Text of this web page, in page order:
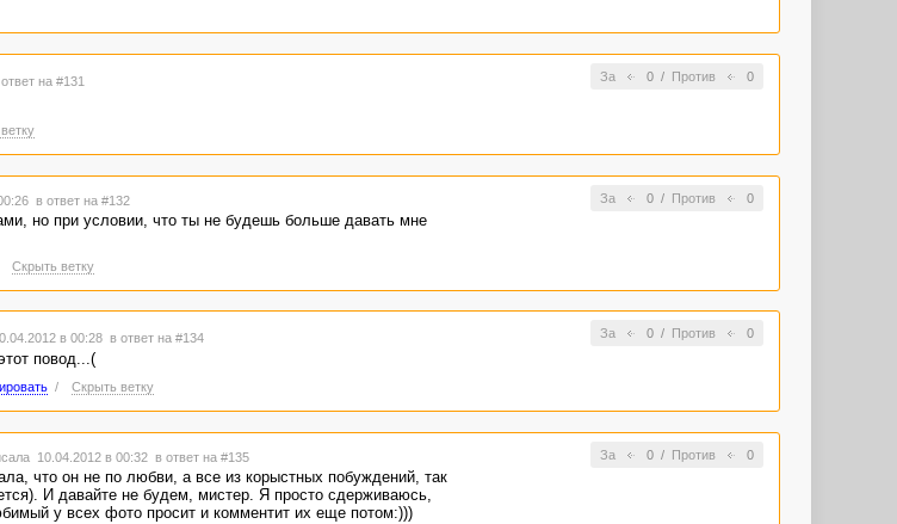
За 0/ Против 0
на #131
За 0/ Против 0
в ответ на #132
но при условии, что ты не будешь больше давать мне
Скрыть ветку
За 0/ Против 0
в 00:28 в ответ на #134
повод...(
/ Скрыть ветку
За 0/ Против 0
10.04.2012 в 00:32 в ответ на #135
что он не по любви, а все из корыстных побуждений, так
И давайте не будем, мистер. Я просто сдерживаюсь,
у всех фото просит и комментит их еще потом:)))